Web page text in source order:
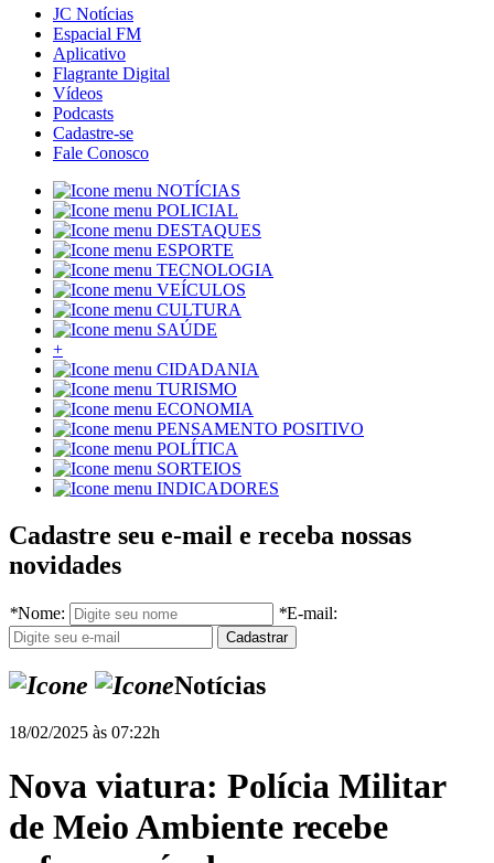
JC Notícias
Espacial FM
Aplicativo
Flagrante Digital
Vídeos
Podcasts
Cadastre-se
Fale Conosco
NOTÍCIAS
POLICIAL
DESTAQUES
ESPORTE
TECNOLOGIA
VEÍCULOS
CULTURA
SAÚDE
+
CIDADANIA
TURISMO
ECONOMIA
PENSAMENTO POSITIVO
POLÍTICA
SORTEIOS
INDICADORES
Cadastre seu e-mail e receba nossas
novidades
*Nome: *E-mail:
Notícias
18/02/2025 às 07:22h
Nova viatura: Polícia Militar
de Meio Ambiente recebe